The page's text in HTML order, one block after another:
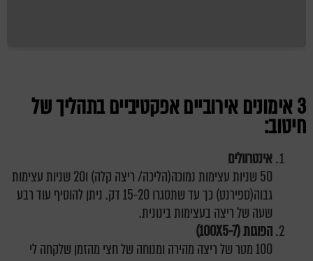
3 אימונים אירוביים אפקטיביים בתהליך של
חיטוב:
אינטרוולים
50 שניות עצימות נמוכה(הליכה/ ריצה קלה) ו20 שניות עצימות
גבוה(ספירנט) כך עד שתסגרו 15-20 דק. ניתן להוסיף עוד רבע
שעה של ריצה בעצימות בינונית.
הפוגות (100X5-7)
100 מטר של ריצה מהירה ומנוחה של חצי מהזמן שלקחה לי